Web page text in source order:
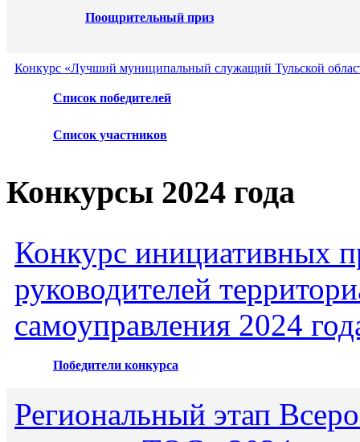
Поощрительный приз
Конкурс «Лучший муниципальный служащий Тульской
Список победителей
Список участников
Конкурсы 2024 года
Конкурс инициативных
руководителей
самоуправления 2024
Победители конкурса
Региональный этап